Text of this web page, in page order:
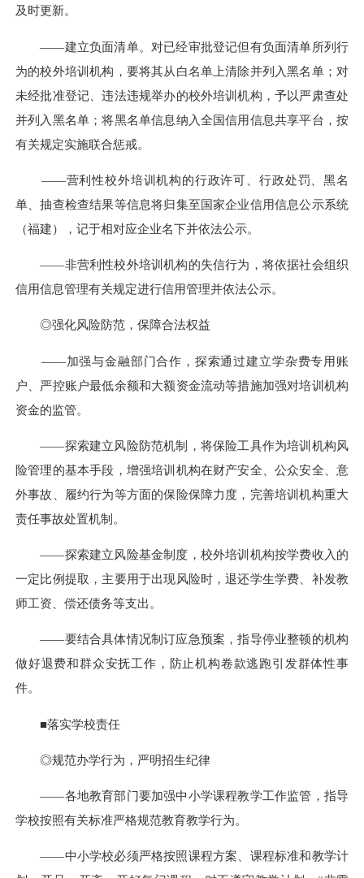
及时更新。
——建立负面清单。对已经审批登记但有负面清单所列行
为的校外培训机构，要将其从白名单上清除并列入黑名单；对
未经批准登记、违法违规举办的校外培训机构，予以严肃查处
并列入黑名单；将黑名单信息纳入全国信用信息共享平台，按
有关规定实施联合惩戒。
——营利性校外培训机构的行政许可、行政处罚、黑名
单、抽查检查结果等信息将归集至国家企业信用信息公示系统
（福建），记于相对应企业名下并依法公示。
——非营利性校外培训机构的失信行为，将依据社会组织
信用信息管理有关规定进行信用管理并依法公示。
◎强化风险防范，保障合法权益
——加强与金融部门合作，探索通过建立学杂费专用账
户、严控账户最低余额和大额资金流动等措施加强对培训机构
资金的监管。
——探索建立风险防范机制，将保险工具作为培训机构风
险管理的基本手段，增强培训机构在财产安全、公众安全、意
外事故、履约行为等方面的保险保障力度，完善培训机构重大
责任事故处置机制。
——探索建立风险基金制度，校外培训机构按学费收入的
一定比例提取，主要用于出现风险时，退还学生学费、补发教
师工资、偿还债务等支出。
——要结合具体情况制订应急预案，指导停业整顿的机构
做好退费和群众安抚工作，防止机构卷款逃跑引发群体性事
件。
■落实学校责任
◎规范办学行为，严明招生纪律
——各地教育部门要加强中小学课程教学工作监管，指导
学校按照有关标准严格规范教育教学行为。
——中小学校必须严格按照课程方案、课程标准和教学计